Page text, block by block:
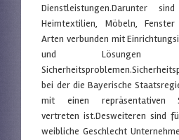
Dienstleistungen.Darunter
Heimtextilien, Möbeln,
Arten verbunden mit
und Lösungen
bei der die Bayerische
mit einen repräsentativen
vertreten ist.Desweiteren sind
weibliche Geschlecht